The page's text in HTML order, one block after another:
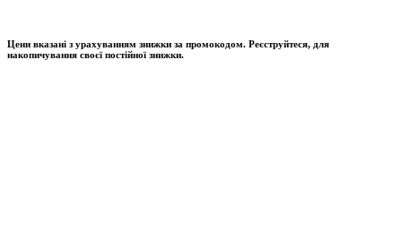
Цени вказані з урахуванням знижки за промокодом. Реєструйтеся, для
накопичування своєї постійної знижки.